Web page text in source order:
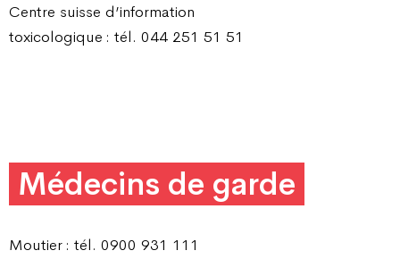
Centre suisse d’information
toxicologique : tél. 044 251 51 51
Médecins de garde
Moutier : tél. 0900 931 111